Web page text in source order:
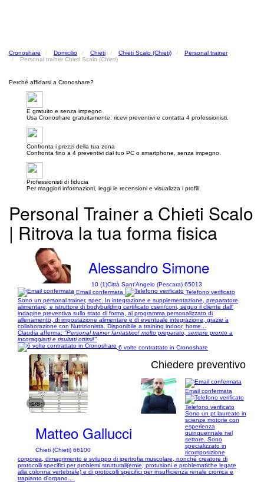
Cronoshare Domicilio Chieti Chieti Scalo (Chieti)
Personal trainer
Personal trainer Chieti Scalo (Chieti)
Perché affidarsi a Cronoshare?
E gratuito e senza impegno
Usa Cronoshare gratuitamente: ricevi preventivi e contatta 4 professionisti.
Confronta i prezzi della tua zona
Confronta fino a 4 preventivi dal tuo PC o smartphone, senza impegno.
Professionisti di fiducia
Per maggiori informazioni, leggi le recensioni e visualizza i profili.
Personal Trainer a Chieti Scalo
| Ritrova la tua forma fisica
Alessandro Simone
10 (1)Città Sant'Angelo (Pescara) 65013
Email confermata
Telefono verificato
Sono un personal trainer, spec. In integrazione e supplementazione, preparatore
alimentare, e istruttore di bodybuilding certificato csen/coni, seguo il cliente dall'
indagine preventiva sullo stato di forma, al programma personalizzato di
allenamento, di impostazione alimentare e di eventuale integrazione, grazie a
collaborazione con Nutrizionista. Disponibile a training indoor, home...
Claudia afferma: "Personal trainer fantastico! molto preparato, sempre pronto a
incoraggiarti e risultati ottimi!"
6 volte contrattato in Cronoshare
1/8
Chiedere preventivo
Matteo Gallucci
Chieti (Chieti) 66100
Email confermata
Telefono verificato
Sono un pt laureato in
scienze motorie con
esperienza
quinquennale nel
settore. Sono
specializzato in
ricomposizione
corporea, dimagrimento e sviluppo di ipertrofia muscolare, nonché creatore di
protocolli specifici per problemi strutturali(ernie, protusioni e problematiche legate
alla colonna vertebrale) e di protocolli specifici per insufficienza renale cronica e
trapianto d'organo....